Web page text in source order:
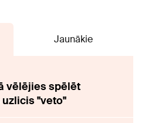
Jaunākie
vēlējies spēlēt
"veto"